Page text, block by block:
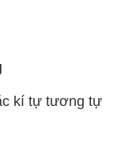
kí tự tương tự